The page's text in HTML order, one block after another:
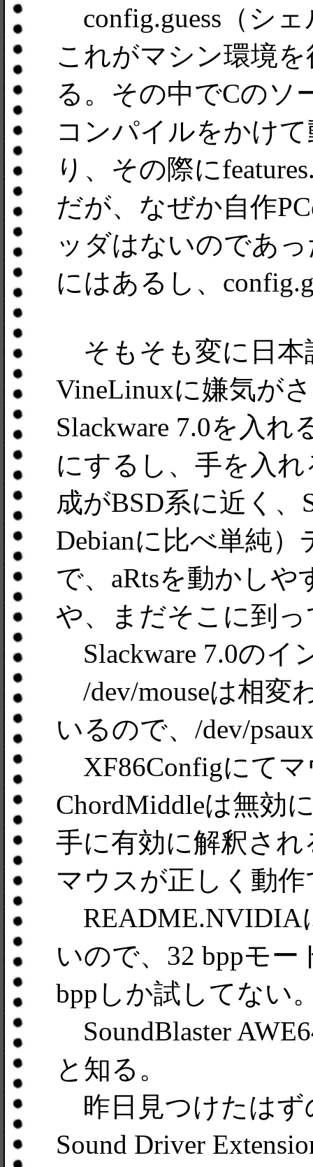
config.guess（シ
これがマシン環境
る。その中でCのソ
コンパイルをかけ
り、その際に
だが、なぜか自作
ッダはないのであっ
にはあるし、
そもそも変に日本
VineLinuxに嫌気が
Slackware 7.0を入
にするし、手を入れ
成がBSD系に近く、
Debianに比べ単純
で、aRtsを動かし
や、まだそこに到
Slackware 7.0のイ
/dev/mouseは相変
いるので、/dev/
XF86Configにてマ
ChordMiddleは無効
手に有効に解釈され
マウスが正しく動
README.NVIDIA
いので、32 bppモ
bppしか試してない
SoundBlaster
と知る。
昨日見つけたはず
Sound Driver